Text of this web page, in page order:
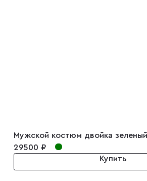
Галстуки
Мужской костюм двойка
29500 ₽
Купить